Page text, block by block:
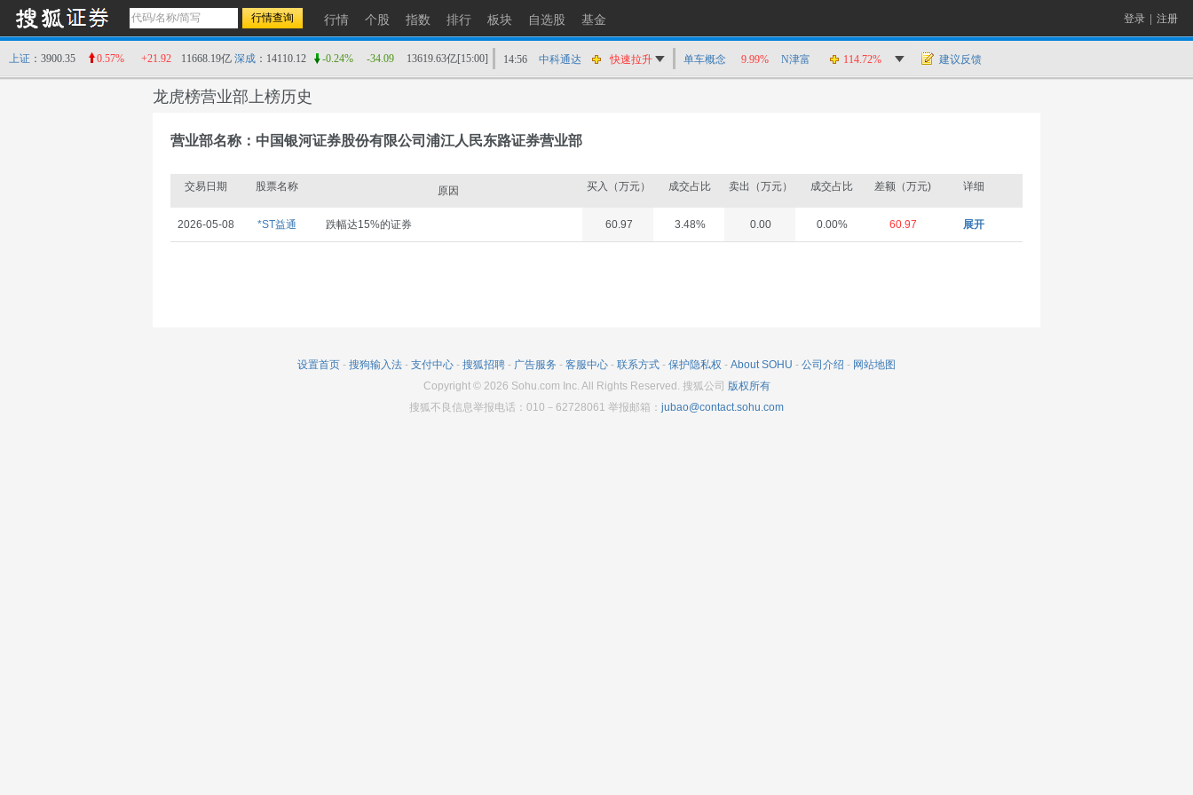
行情 个股 指数 排行 板块 自选股 基金 登录 注册
上证 ：3900.35 0.57% +21.92 11668.19亿 深成 ：14110.12 -0.24% -34.09 13619.63亿[15:00] 14:56 中科通达
快速拉升
14:55
郑州煤电
快速拉升
单车概念 9.99% N津富 114.72% 建议反馈
龙虎榜营业部上榜历史
营业部名称：中国银河证券股份有限公司浦江人民东路证券营业部
交易日期 股票名称 原因 买入（万元） 成交占比 卖出（万元） 成交占比 差额（万元) 详细
2026-05-08 *ST益通 跌幅达15%的证券 60.97 3.48% 0.00 0.00% 60.97 展开
设置首页 - 搜狗输入法 - 支付中心 - 搜狐招聘 - 广告服务 - 客服中心 - 联系方式 - 保护隐私权 - About SOHU - 公司介绍 - 网站地图
Copyright © 2026 Sohu.com Inc. All Rights Reserved. 搜狐公司 版权所有
搜狐不良信息举报电话：010－62728061 举报邮箱： jubao@contact.sohu.com